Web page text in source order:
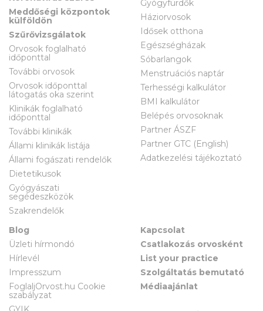
Meddőségi központok
külföldön
Szűrővizsgálatok
Orvosok foglalható
időponttal
További orvosok
Orvosok időponttal
látogatás oka szerint
Klinikák foglalható
időponttal
További klinikák
Állami klinikák listája
Állami fogászati rendelők
Dietetikusok
Gyógyászati
segédeszközök
Szakrendelők
Gyógyfürdők
Háziorvosok
Idősek otthona
Egészségházak
Sóbarlangok
Menstruációs naptár
Terhességi kalkulátor
BMI kalkulátor
Belépés orvosoknak
Partner ÁSZF
Partner GTC (English)
Adatkezelési tájékoztató
Blog
Üzleti hírmondó
Hírlevél
Impresszum
FoglaljOrvost.hu Cookie
szabályzat
Kapcsolat
Csatlakozás orvosként
List your practice
Szolgáltatás bemutató
Médiaajánlat